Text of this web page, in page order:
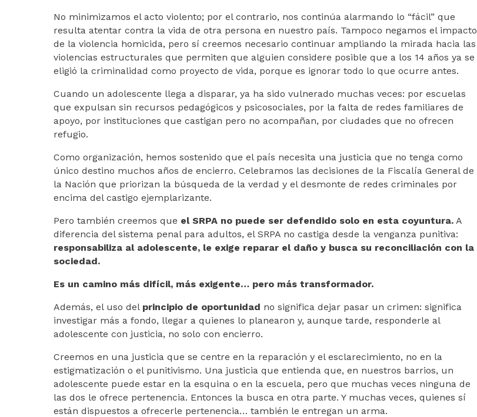
No minimizamos el acto violento; por el contrario, nos continúa alarmando lo “fácil” que
resulta atentar contra la vida de otra persona en nuestro país. Tampoco negamos el impacto
de la violencia homicida, pero sí creemos necesario continuar ampliando la mirada hacia las
violencias estructurales que permiten que alguien considere posible que a los 14 años ya se
eligió la criminalidad como proyecto de vida, porque es ignorar todo lo que ocurre antes.
Cuando un adolescente llega a disparar, ya ha sido vulnerado muchas veces: por escuelas
que expulsan sin recursos pedagógicos y psicosociales, por la falta de redes familiares de
apoyo, por instituciones que castigan pero no acompañan, por ciudades que no ofrecen
refugio.
Como organización, hemos sostenido que el país necesita una justicia que no tenga como
único destino muchos años de encierro. Celebramos las decisiones de la Fiscalía General de
la Nación que priorizan la búsqueda de la verdad y el desmonte de redes criminales por
encima del castigo ejemplarizante.
Pero también creemos que el SRPA no puede ser defendido solo en esta coyuntura.A
diferencia del sistema penal para adultos, el SRPA no castiga desde la venganza punitiva:
responsabiliza al adolescente, le exige reparar el daño y busca su reconciliación con la
sociedad.
Es un camino más difícil, más exigente… pero más transformador.
Además, el uso del principio de oportunidad no significa dejar pasar un crimen: significa
investigar más a fondo, llegar a quienes lo planearon y, aunque tarde, responderle al
adolescente con justicia, no solo con encierro.
Creemos en una justicia que se centre en la reparación y el esclarecimiento, no en la
estigmatización o el punitivismo. Una justicia que entienda que, en nuestros barrios, un
adolescente puede estar en la esquina o en la escuela, pero que muchas veces ninguna de
las dos le ofrece pertenencia. Entonces la busca en otra parte. Y muchas veces, quienes sí
están dispuestos a ofrecerle pertenencia… también le entregan un arma.